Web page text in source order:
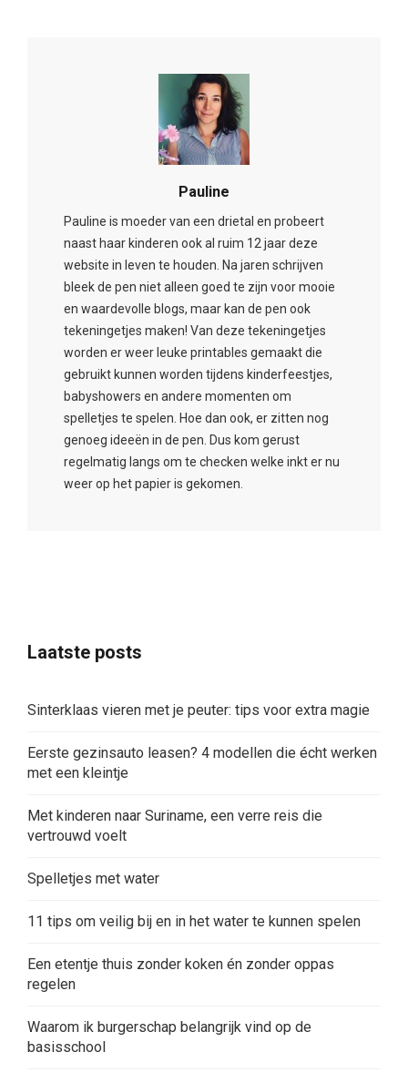
Pauline
Pauline is moeder van een drietal en probeert
naast haar kinderen ook al ruim 12 jaar deze
website in leven te houden. Na jaren schrijven
bleek de pen niet alleen goed te zijn voor mooie
en waardevolle blogs, maar kan de pen ook
tekeningetjes maken! Van deze tekeningetjes
worden er weer leuke printables gemaakt die
gebruikt kunnen worden tijdens kinderfeestjes,
babyshowers en andere momenten om
spelletjes te spelen. Hoe dan ook, er zitten nog
genoeg ideeën in de pen. Dus kom gerust
regelmatig langs om te checken welke inkt er nu
weer op het papier is gekomen.
Laatste posts
Sinterklaas vieren met je peuter: tips voor extra magie
Eerste gezinsauto leasen? 4 modellen die écht werken
met een kleintje
Met kinderen naar Suriname, een verre reis die
vertrouwd voelt
Spelletjes met water
11 tips om veilig bij en in het water te kunnen spelen
Een etentje thuis zonder koken én zonder oppas
regelen
Waarom ik burgerschap belangrijk vind op de
basisschool